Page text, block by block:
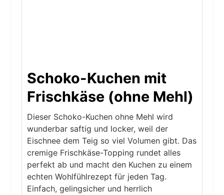
Schoko-Kuchen mit
Frischkäse (ohne Mehl)
Dieser Schoko-Kuchen ohne Mehl wird
wunderbar saftig und locker, weil der
Eischnee dem Teig so viel Volumen gibt. Das
cremige Frischkäse-Topping rundet alles
perfekt ab und macht den Kuchen zu einem
echten Wohlfühlrezept für jeden Tag.
Einfach, gelingsicher und herrlich